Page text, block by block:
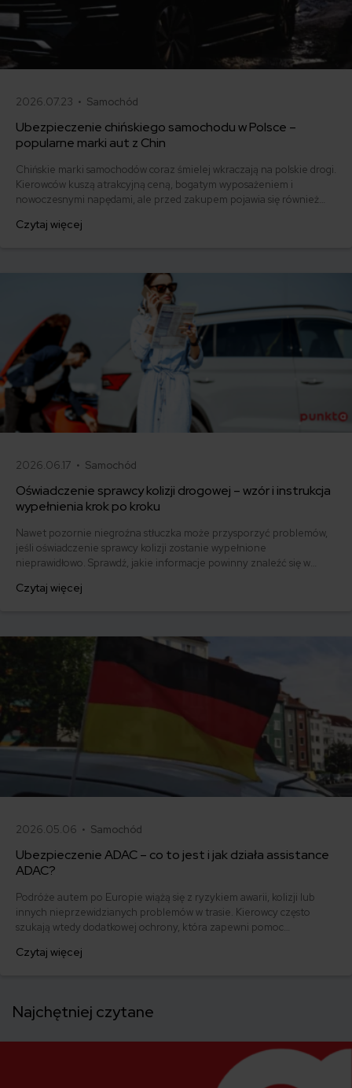
2026.07.23 • Samochód
Ubezpieczenie chińskiego samochodu w Polsce –
popularne marki aut z Chin
Chińskie marki samochodów coraz śmielej wkraczają na polskie drogi.
Kierowców kuszą atrakcyjną ceną, bogatym wyposażeniem i
nowoczesnymi napędami, ale przed zakupem pojawia się również
komunikacyjne dla marek takich jak MG, BYD, Omoda, Jaecoo i BAIC
Czytaj więcej
2026.06.17 • Samochód
Oświadczenie sprawcy kolizji drogowej – wzór i instrukcja
wypełnienia krok po kroku
Nawet pozornie niegroźna stłuczka może przysporzyć problemów,
jeśli oświadczenie sprawcy kolizji zostanie wypełnione
nieprawidłowo. Sprawdź, jakie informacje powinny znaleźć się w
Czytaj więcej
2026.05.06 • Samochód
Ubezpieczenie ADAC – co to jest i jak działa assistance
ADAC?
Podróże autem po Europie wiążą się z ryzykiem awarii, kolizji lub
innych nieprzewidzianych problemów w trasie. Kierowcy często
szukają wtedy dodatkowej ochrony, która zapewni pomoc
kraju. Jednym z rozwiązań, które pojawia się w tym kontekście, jest
Czytaj więcej
Najchętniej czytane